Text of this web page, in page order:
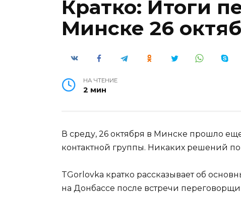
Кратко: Итоги
Минске 26
НА ЧТЕНИЕ
2 мин
В среду, 26 октября в Минске прошло
контактной группы. Никаких решений
TGorlovka кратко рассказывает об
на Донбассе после встречи